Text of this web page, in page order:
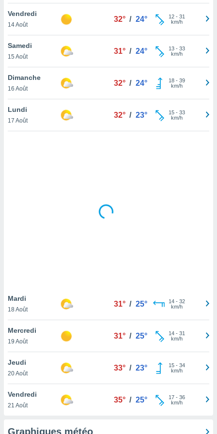
votre
à
en
le
notre
que
et que
Vendredi
14 Août
32° / 24° 12- 31
km/h
Samedi
15 Août
31° / 24° 13- 33
km/h
Dimanche
16 Août
32° / 24° 18- 39
km/h
Lundi
17 Août
32° / 23° 15- 33
km/h
Mardi
18 Août
31° / 25° 14- 32
km/h
Mercredi
19 Août
31° / 25° 14- 31
km/h
Jeudi
20 Août
33° / 23° 15- 34
km/h
Vendredi
21 Août
35° / 25° 17- 36
km/h
Graphiques météo